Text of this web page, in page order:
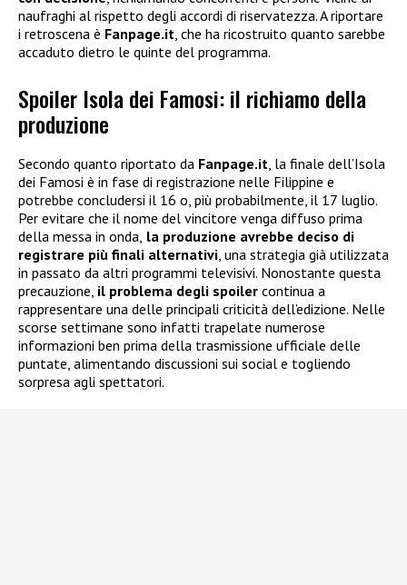
naufraghi al rispetto degli accordi di riservatezza. A riportare
i retroscena è Fanpage.it, che ha ricostruito quanto sarebbe
accaduto dietro le quinte del programma.
Spoiler Isola dei Famosi: il richiamo della
produzione
Secondo quanto riportato da Fanpage.it , la finale dell’Isola
dei Famosi è in fase di registrazione nelle Filippine e
potrebbe concludersi il 16 o, più probabilmente, il 17 luglio.
Per evitare che il nome del vincitore venga diffuso prima
della messa in onda, la produzione avrebbe deciso di
registrare più finali alternativi , una strategia già utilizzata
in passato da altri programmi televisivi. Nonostante questa
precauzione, il problema degli spoiler continua a
rappresentare una delle principali criticità dell’edizione. Nelle
scorse settimane sono infatti trapelate numerose
informazioni ben prima della trasmissione ufficiale delle
puntate, alimentando discussioni sui social e togliendo
sorpresa agli spettatori.